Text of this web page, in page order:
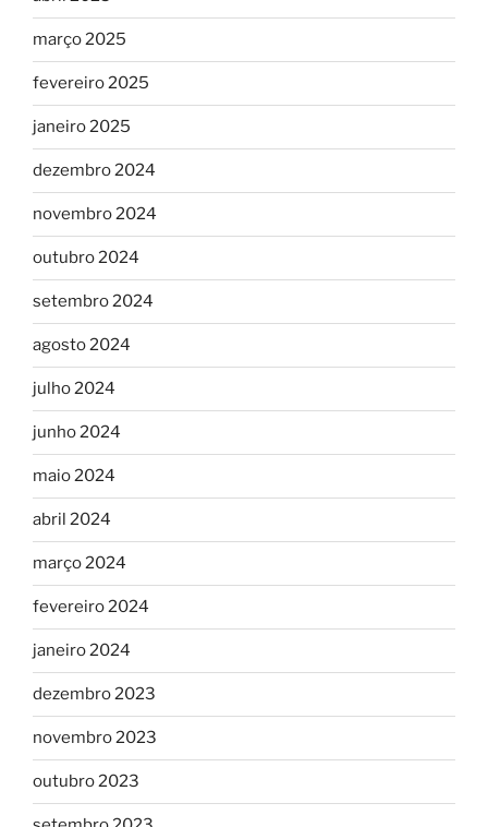
março 2025
fevereiro 2025
janeiro 2025
dezembro 2024
novembro 2024
outubro 2024
setembro 2024
agosto 2024
julho 2024
junho 2024
maio 2024
abril 2024
março 2024
fevereiro 2024
janeiro 2024
dezembro 2023
novembro 2023
outubro 2023